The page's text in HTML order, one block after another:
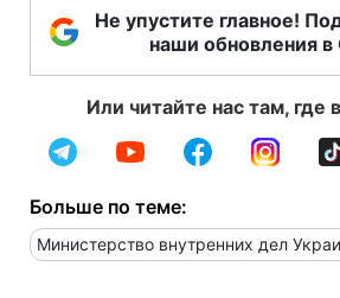
Не упустите главное!
наши обновления в
Или читайте нас там, где
Больше по теме:
Министерство внутренних дел